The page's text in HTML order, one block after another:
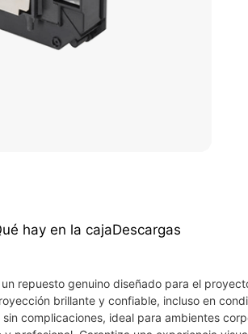
hay en la cajaDescargas
repuesto genuino diseñado para el
brillante y confiable, incluso en
complicaciones, ideal para ambientes